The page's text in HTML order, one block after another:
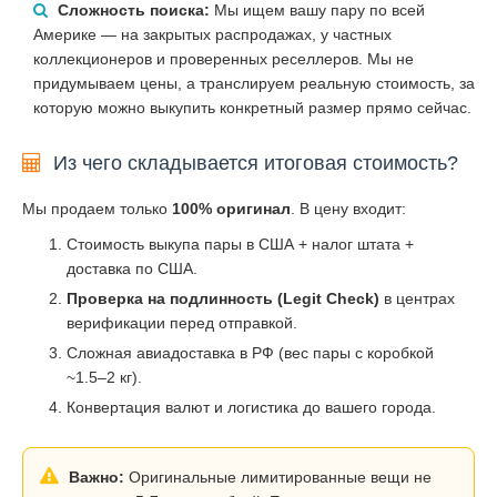
Сложность поиска: Мы ищем вашу пару по всей
Америке — на закрытых распродажах, у частных
коллекционеров и проверенных реселлеров. Мы не
придумываем цены, а транслируем реальную стоимость, за
которую можно выкупить конкретный размер прямо сейчас.
Из чего складывается итоговая стоимость?
Мы продаем только 100% оригинал . В цену входит:
Стоимость выкупа пары в США + налог штата +
доставка по США.
Проверка на подлинность (Legit Check) в центрах
верификации перед отправкой.
Сложная авиадоставка в РФ (вес пары с коробкой
~1.5–2 кг).
Конвертация валют и логистика до вашего города.
Важно: Оригинальные лимитированные вещи не